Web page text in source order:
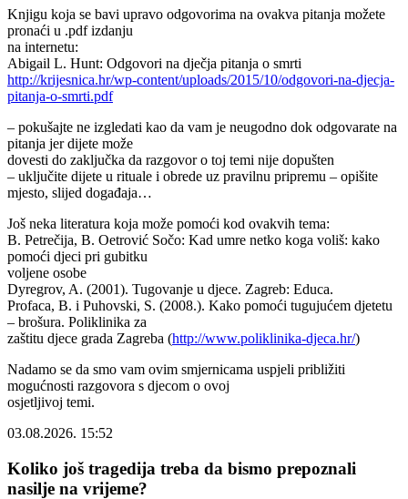
Knjigu koja se bavi upravo odgovorima na ovakva pitanja možete
pronaći u .pdf izdanju
na internetu:
Abigail L. Hunt: Odgovori na dječja pitanja o smrti
http://krijesnica.hr/wp-content/uploads/2015/10/odgovori-na-djecja-
pitanja-o-smrti.pdf
– pokušajte ne izgledati kao da vam je neugodno dok odgovarate na
pitanja jer dijete može
dovesti do zaključka da razgovor o toj temi nije dopušten
– uključite dijete u rituale i obrede uz pravilnu pripremu – opišite
mjesto, slijed događaja…
Još neka literatura koja može pomoći kod ovakvih tema:
B. Petrečija, B. Oetrović Sočo: Kad umre netko koga voliš: kako
pomoći djeci pri gubitku
voljene osobe
Dyregrov, A. (2001). Tugovanje u djece. Zagreb: Educa.
Profaca, B. i Puhovski, S. (2008.). Kako pomoći tugujućem djetetu
– brošura. Poliklinika za
zaštitu djece grada Zagreba (http://www.poliklinika-djeca.hr/)
Nadamo se da smo vam ovim smjernicama uspjeli približiti
mogućnosti razgovora s djecom o ovoj
osjetljivoj temi.
03.08.2026. 15:52
Koliko još tragedija treba da bismo prepoznali
nasilje na vrijeme?